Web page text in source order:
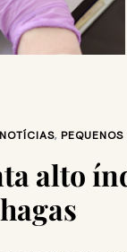
NOTÍCIAS,
alto